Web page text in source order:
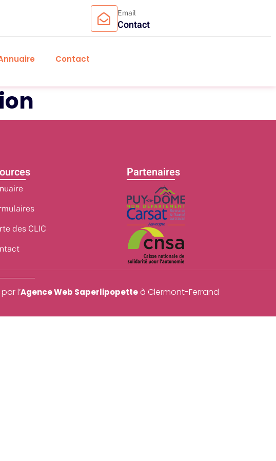
Email
Contact
Contact
des CLIC
Partenaires
l’Agence Web Saperlipopetteà Clermont-Ferrand